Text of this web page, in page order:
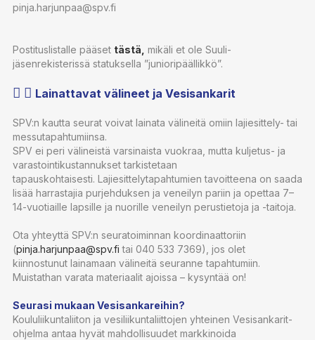
pinja.harjunpaa@spv.fi
Postituslistalle pääset tästä, mikäli et ole Suuli-
jäsenrekisterissä statuksella ”junioripäällikkö”.
Lainattavat välineet ja Vesisankarit
SPV:n kautta seurat voivat lainata välineitä omiin lajiesittely- tai
messutapahtumiinsa.
SPV ei peri välineistä varsinaista vuokraa, mutta kuljetus- ja
varastointikustannukset tarkistetaan
tapauskohtaisesti. Lajiesittelytapahtumien tavoitteena on saada
lisää harrastajia purjehduksen ja veneilyn pariin ja opettaa 7–
14-vuotiaille lapsille ja nuorille veneilyn perustietoja ja -taitoja.
Ota yhteyttä SPV:n seuratoiminnan koordinaattoriin
(pinja.harjunpaa@spv.fi tai 040 533 7369), jos olet
kiinnostunut lainamaan välineitä seuranne tapahtumiin.
Muistathan varata materiaalit ajoissa – kysyntää on!
Seurasi mukaan Vesisankareihin?
Koululiikuntaliiton ja vesiliikuntaliittojen yhteinen Vesisankarit-
ohjelma antaa hyvät mahdollisuudet markkinoida